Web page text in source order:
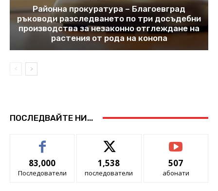
Районна прокуратура – Благоевград
ръководи разследването по три досъдебни
производства за незаконно отглеждане на
растения от рода на конопа
ПОСЛЕДВАЙТЕ НИ...
83,000
Последователи
1,538
последователи
507
абонати